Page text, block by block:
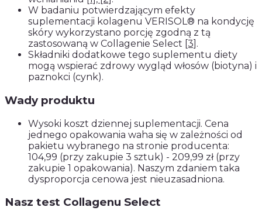
W badaniu potwierdzającym efekty
suplementacji kolagenu VERISOL® na kondycję
skóry wykorzystano porcję zgodną z tą
zastosowaną w Collagenie Select [3] .
Składniki dodatkowe tego suplementu diety
mogą wspierać zdrowy wygląd włosów (biotyna) i
paznokci (cynk).
Wady produktu
Wysoki koszt dziennej suplementacji. Cena
jednego opakowania waha się w zależności od
pakietu wybranego na stronie producenta:
104,99 (przy zakupie 3 sztuk) - 209,99 zł (przy
zakupie 1 opakowania). Naszym zdaniem taka
dysproporcja cenowa jest nieuzasadniona.
Nasz test Collagenu Select